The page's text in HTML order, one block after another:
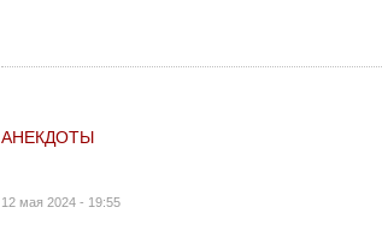
АНЕКДОТЫ
12 мая 2024 - 19:55